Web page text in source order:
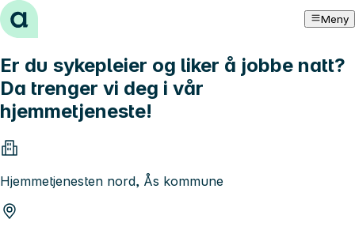
Hopp til innhold Meny
Er du sykepleier og liker å jobbe natt?
Da trenger vi deg i vår
hjemmetjeneste!
Hjemmetjenesten nord, Ås kommune